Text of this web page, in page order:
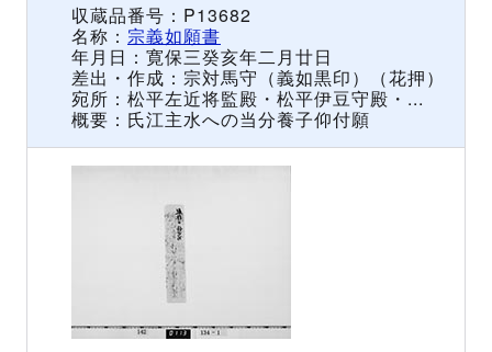
P13682
宗義如願書
寛保三癸亥年二月廿日
宗対馬守（義如黒印）（花押）
松平左近将監殿・松平伊豆守殿・...
氏江主水への当分養子仰付願